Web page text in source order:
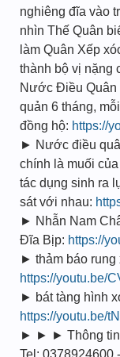
nghiêng đĩa vào
nhìn Thế Quân
làm Quân Xếp
thành bộ vị nặng
Nước Điều Quân
quản 6 tháng,
đồng hộ: https://
► Nước điều
chính là muối
tác dụng sinh ra
sát với nhau:
► Nhẫn Nam
Đĩa Bịp: https://
► thảm báo rung
https://youtu.be/
► bát tàng hình
https://youtu.be/
► ► ► Thông tin
Tel: 0378924600